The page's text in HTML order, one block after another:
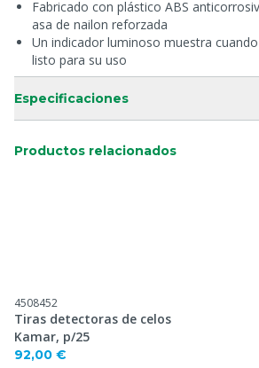
Fabricado con plástico ABS
asa de nailon reforzada
Un indicador luminoso muestra
listo para su uso
Especificaciones
Productos relacionados
4508452
Tiras detectoras de celos
Kamar, p/25
92,00 €